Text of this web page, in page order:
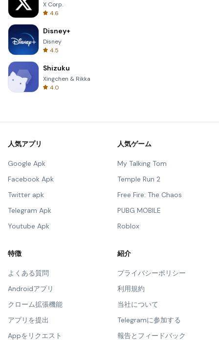
X Corp.
4.6
Disney+
Disney
4.5
Shizuku
Xingchen & Rikka
4.0
人気アプリ
Google Apk
Facebook Apk
Twitter apk
Telegram Apk
Youtube Apk
人気ゲーム
My Talking Tom
Temple Run 2
Free Fire: The Chaos
PUBG MOBILE
Roblox
特徴
よくある質問
Androidアプリ
クローム拡張機能
アプリを提出
Appをリクエスト
紹介
プライバシーポリシー
利用規約
当社について
Telegramに参加する
報告とフィードバック